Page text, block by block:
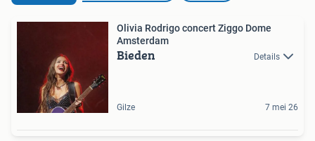
Olivia Rodrigo concert Ziggo Dome
Amsterdam
Bieden Details
Gilze 7 mei 26